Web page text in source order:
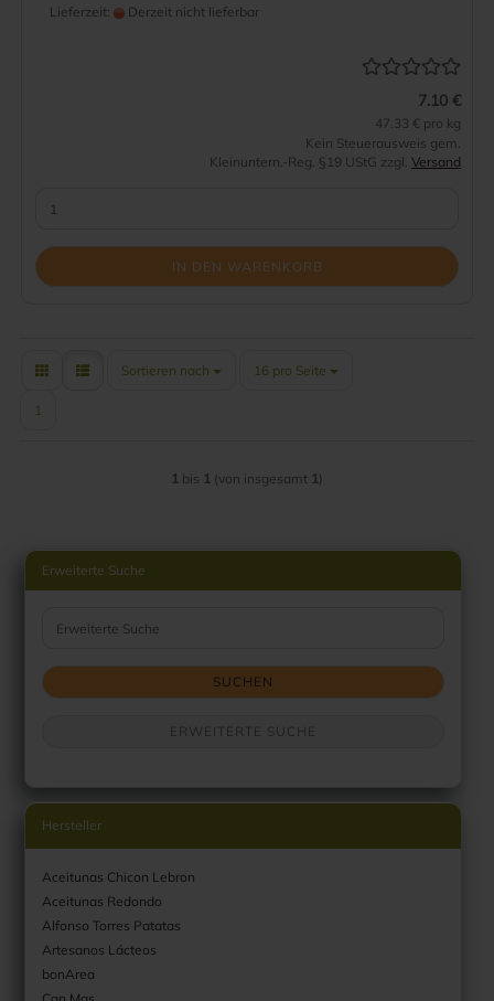
Lieferzeit: Derzeit nicht lieferbar
7.10 €
47.33 € pro kg
Kein Steuerausweis gem.
Kleinuntern.-Reg. §19 UStG zzgl. Versand
IN DEN WARENKORB
Sortieren nach
Sortieren nach 16 pro Seite
pro Seite
1
1 bis 1 (von insgesamt 1)
Erweiterte Suche
SUCHEN
ERWEITERTE SUCHE
Hersteller
Aceitunas Chicon Lebron
Aceitunas Redondo
Alfonso Torres Patatas
Artesanos Lácteos
bonArea